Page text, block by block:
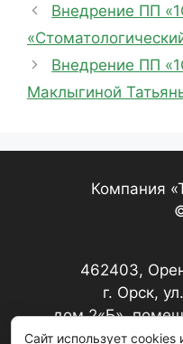
Внедрение ПП
Внедрение ПП
Маклыгиной
Компания
462403,
г. Орск,
дом 2«Б»,
Сайт использует